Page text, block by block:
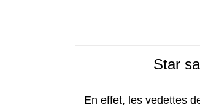
Star
En effet, les vedettes